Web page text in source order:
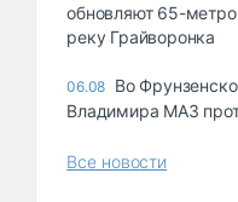
обновляют 65-
реку Грайворонка
06.08 Во
Владимира МАЗ
Все новости